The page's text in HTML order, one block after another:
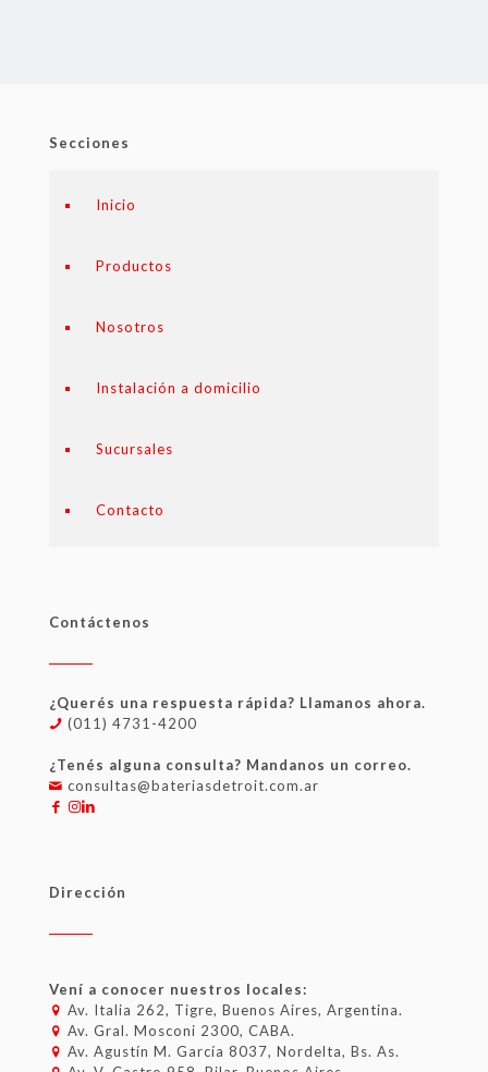
Secciones
Inicio
Productos
Nosotros
Instalación a domicilio
Sucursales
Contacto
Contáctenos
¿Querés una respuesta rápida? Llamanos ahora.
(011) 4731-4200
¿Tenés alguna consulta? Mandanos un correo.
consultas@bateriasdetroit.com.ar
Dirección
Vení a conocer nuestros locales:
Av. Italia 262, Tigre, Buenos Aires, Argentina.
Av. Gral. Mosconi 2300, CABA.
Av. Agustín M. García 8037, Nordelta, Bs. As.